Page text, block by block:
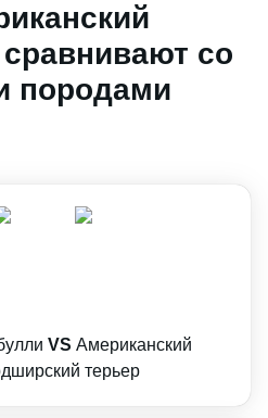
со
породами
VS Американский
терьер